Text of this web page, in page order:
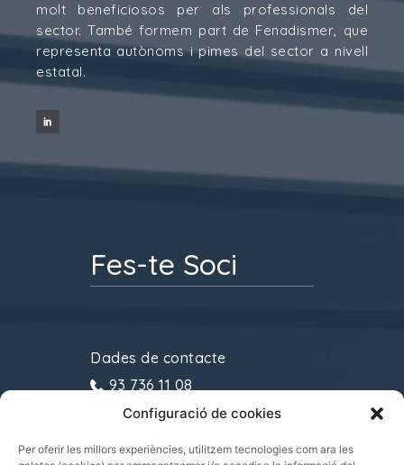
Configuració de cookies
Per oferir les millors experiències, utilitzem tecnologies com ara les
molt beneficiosos per als professionals del
sector. També formem part de Fenadismer, que
representa autònoms i pimes del sector a nivell
estatal.
Fes-te Soci
Dades de contacte
93 736 11 08
gremitransports@cecot.org
C/ Sant Pau, 6. 08221